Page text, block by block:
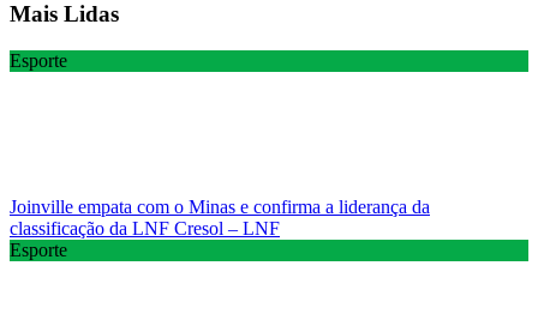
Mais Lidas
Esporte
Joinville empata com o Minas e confirma a liderança da
classificação da LNF Cresol – LNF
Esporte